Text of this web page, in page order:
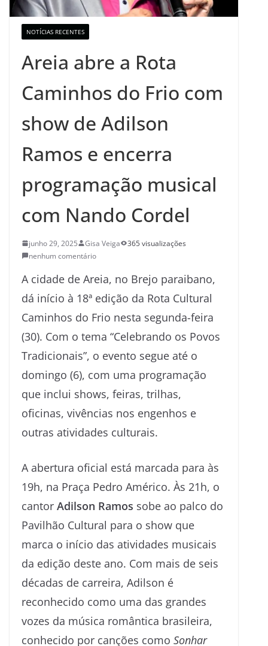
NOTÍCIAS RECENTES
Areia abre a Rota
Caminhos do Frio com
show de Adilson
Ramos e encerra
programação musical
com Nando Cordel
junho 29, 2025 Gisa Veiga
365 visualizações
nenhum comentário
A cidade de Areia, no Brejo paraibano,
dá início à 18ª edição da Rota Cultural
Caminhos do Frio nesta segunda-feira
(30). Com o tema “Celebrando os Povos
Tradicionais”, o evento segue até o
domingo (6), com uma programação
que inclui shows, feiras, trilhas,
oficinas, vivências nos engenhos e
outras atividades culturais.
A abertura oficial está marcada para às
19h, na Praça Pedro Américo. Às 21h, o
cantor Adilson Ramos sobe ao palco do
Pavilhão Cultural para o show que
marca o início das atividades musicais
da edição deste ano. Com mais de seis
décadas de carreira, Adilson é
reconhecido como uma das grandes
vozes da música romântica brasileira,
conhecido por canções como Sonhar